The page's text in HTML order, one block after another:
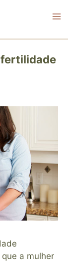
fertilidade
a mulher